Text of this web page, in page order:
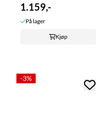
1.159,-
På lager
Kjøp
-3%